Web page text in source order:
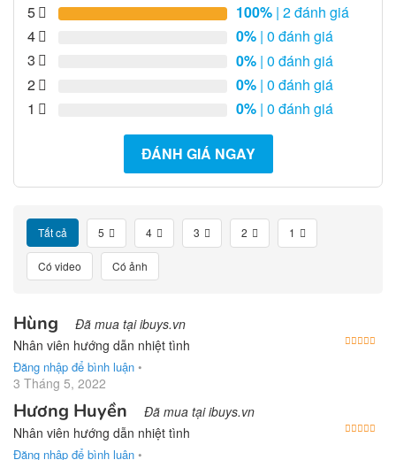
5 100% | 2 đánh giá
4
0% | 0 đánh giá
3
0% | 0 đánh giá
2
0% | 0 đánh giá
1
0% | 0 đánh giá
ĐÁNH GIÁ NGAY
Tất cả 5 4 3 2 1
Có video Có ảnh
Hùng Đã mua tại ibuys.vn
Nhân viên hướng dẫn nhiệt tình
Đăng nhập để bình luận •
3 Tháng 5, 2022
Hương Huyền Đã mua tại ibuys.vn
Nhân viên hướng dẫn nhiệt tình
Đăng nhập để bình luận •